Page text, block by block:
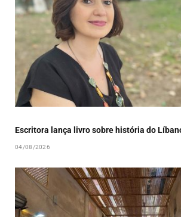
Escritora lança livro sobre história do
04/08/2026